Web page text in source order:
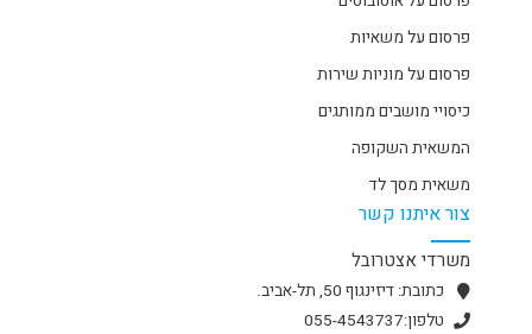
צור איתנו קשר
משרדי אצטרובל
כתובת: דיזינגוף 50, תל-אביב.
טלפון:055-4543737
פרסום על משאיות
פרסום על מוניות שירות
כיסויי מושבים ממותגים
המשאית השקופה
משאית מסך לד